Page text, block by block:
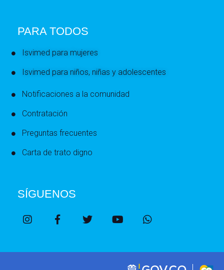
PARA TODOS
Isvimed para mujeres
Isvimed para niños, niñas y adolescentes
Notificaciones a la comunidad
Contratación
Preguntas frecuentes
Carta de trato digno
SÍGUENOS